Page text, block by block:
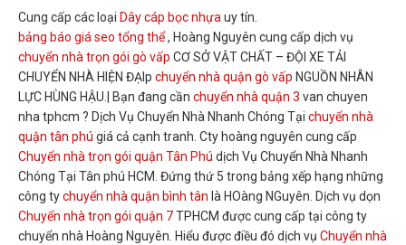
Cung cấp các loại Dây cáp bọc nhựa uy tín.
bảng báo giá seo tổng thể, Hoàng Nguyên cung cấp dịch vụ
chuyển nhà trọn gói gò vấp CƠ SỞ VẬT CHẤT – ĐỘI XE TẢI
CHUYỂN NHÀ HIỆN ĐẠIp chuyển nhà quận gò vấp NGUỒN NHÂN
LỰC HÙNG HẬU.| Bạn đang cần chuyển nhà quận 3 van chuyen
nha tphcm ? Dịch Vụ Chuyển Nhà Nhanh Chóng Tại chuyển nhà
quận tân phú giá cả cạnh tranh. Cty hoàng nguyên cung cấp
Chuyển nhà trọn gói quận Tân Phú dịch Vụ Chuyển Nhà Nhanh
Chóng Tại Tân phú HCM. Đứng thứ 5 trong bảng xếp hạng những
công tychuyển nhà quận bình tân là HOàng NGuyên. Dịch vụ dọn
Chuyển nhà trọn gói quận 7TPHCM được cung cấp tại công ty
chuyển nhà Hoàng Nguyên. Hiểu được điều đó dịch vụ Chuyển nhà